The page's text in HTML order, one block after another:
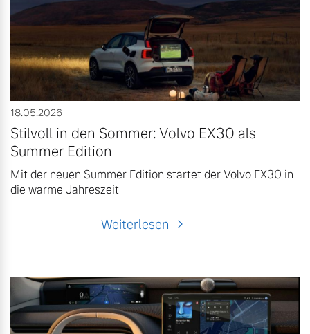
18.05.2026
Stilvoll in den Sommer: Volvo EX30 als
Summer Edition
Mit der neuen Summer Edition startet der Volvo EX30 in
die warme Jahreszeit
Weiterlesen